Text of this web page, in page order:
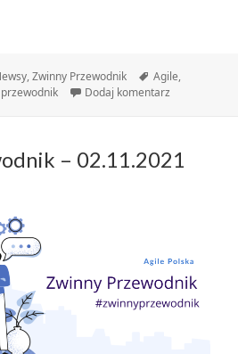
,Zwinny Przewodnik Tagi
Agile,
Dodaj komentarz
– 02.11.2021